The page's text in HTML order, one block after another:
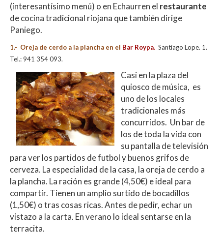
(interesantísimo menú) o en Echaurren el restaurante
de cocina tradicional riojana que también dirige
Paniego.
1.- Oreja de cerdo a la plancha en el Bar Roypa. Santiago Lope. 1.
Tel.: 941 354 093.
Casi en la plaza del
quiosco de música, es
uno de los locales
tradicionales más
concurridos. Un bar de
los de toda la vida con
su pantalla de televisión
para ver los partidos de futbol y buenos grifos de
cerveza. La especialidad de la casa, la oreja de cerdo a
la plancha. La ración es grande (4,50€) e ideal para
compartir. Tienen un amplio surtido de bocadillos
(1,50€) o tras cosas ricas. Antes de pedir, echar un
vistazo a la carta. En verano lo ideal sentarse en la
terracita.